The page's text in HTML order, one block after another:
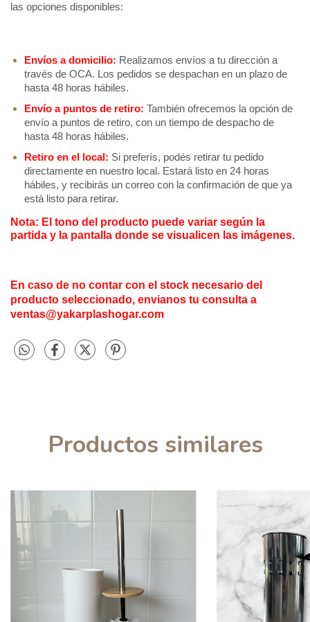
las opciones disponibles:
Envíos a domicilio: Realizamos envíos a tu dirección a
través de OCA. Los pedidos se despachan en un plazo de
hasta 48 horas hábiles.
Envío a puntos de retiro: También ofrecemos la opción de
envío a puntos de retiro, con un tiempo de despacho de
hasta 48 horas hábiles.
Retiro en el local: Si preferís, podés retirar tu pedido
directamente en nuestro local. Estará listo en 24 horas
hábiles, y recibirás un correo con la confirmación de que ya
está listo para retirar.
Nota: El tono del producto puede variar según la
partida y la pantalla donde se visualicen las imágenes.
En caso de no contar con el stock necesario del
producto seleccionado, envianos tu consulta a
ventas@yakarplashogar.com
Productos similares